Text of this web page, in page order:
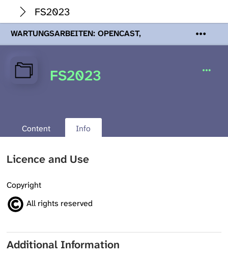
FS2023
WARTUNGSARBEITEN: OPENCAST,
PODCASTS & TOBIRA
Mi 19. August
Wartungsarbeiten an den Opencast-
Servern werden Ihnen Podcasts,
FS2023
Content Info
Licence and Use
Copyright
All rights reserved
Additional Information